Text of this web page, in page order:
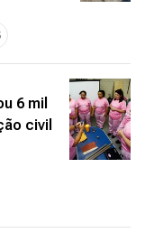
6 mil
civil